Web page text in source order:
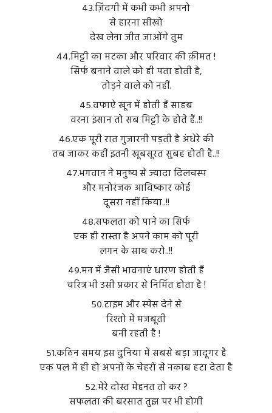
४३.ज़िंदगी में कभी कभी अपनो
से हारना सीखो
देख लेना जीत जाओंगे तुम
४४.मिट्टी का मटका और परिवार की क़ीमत !
सिर्फ बनाने वाले को ही पता होती है,
तोड़ने वाले को नहीं.
४५.वफाऐ खून में होती हैं साहब
वरना इंसान तो सब मिट्टी के होते हैं..!!
४६.एक पूरी रात गुजारनी पड़ती है अंधेरे की
तब जाकर कहीं इतनी खूबसूरत सुबह होती है..!!
४७.भगवान ने मनुष्य से ज्यादा दिलचस्प
और मनोरंजक आविष्कार कोई
दूसरा नहीं किया..!!
४८.सफलता को पाने का सिर्फ
एक ही रास्ता है अपने काम को पूरी
लगन के साथ करो..!!
४९.मन में जैसी भावनाएं धारण होती हैं
चरित्र भी उसी प्रकार से निर्मित होता है !
५०.टाइम और स्पेस देने से
रिश्तो में मजबूती
बनी रहती है !
५१.कठिन समय इस दुनिया में सबसे बड़ा जादूगर है
एक पल में ही हो अपनों के चेहरों से नकाब हटा देता है
५२.मेरे दोस्त मेहनत तो कर ?
सफलता की बरसात तुझ पर भी होगी